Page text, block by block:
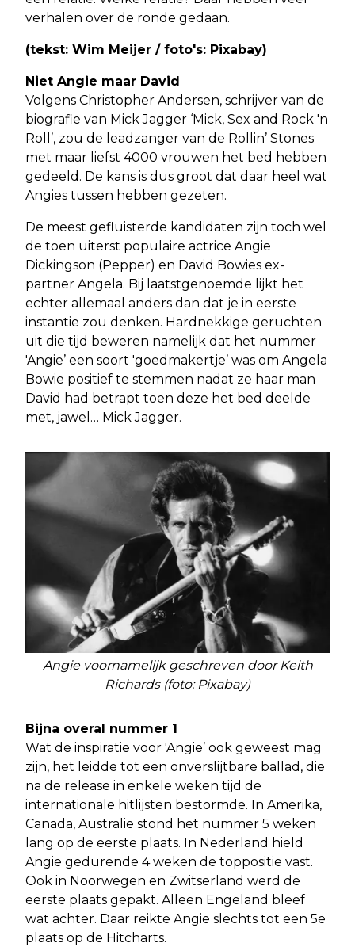
verhalen over de ronde gedaan.
(tekst: Wim Meijer / foto's: Pixabay)
Niet Angie maar David
Volgens Christopher Andersen, schrijver van de
biografie van Mick Jagger ‘Mick, Sex and Rock 'n
Roll’, zou de leadzanger van de Rollin’ Stones
met maar liefst 4000 vrouwen het bed hebben
gedeeld. De kans is dus groot dat daar heel wat
Angies tussen hebben gezeten.
De meest gefluisterde kandidaten zijn toch wel
de toen uiterst populaire actrice Angie
Dickingson (Pepper) en David Bowies ex-
partner Angela. Bij laatstgenoemde lijkt het
echter allemaal anders dan dat je in eerste
instantie zou denken. Hardnekkige geruchten
uit die tijd beweren namelijk dat het nummer
'Angie’ een soort 'goedmakertje’ was om Angela
Bowie positief te stemmen nadat ze haar man
David had betrapt toen deze het bed deelde
met, jawel… Mick Jagger.
Angie voornamelijk geschreven door Keith
Richards (foto: Pixabay)
Bijna overal nummer 1
Wat de inspiratie voor 'Angie’ ook geweest mag
zijn, het leidde tot een onverslijtbare ballad, die
na de release in enkele weken tijd de
internationale hitlijsten bestormde. In Amerika,
Canada, Australië stond het nummer 5 weken
lang op de eerste plaats. In Nederland hield
Angie gedurende 4 weken de toppositie vast.
Ook in Noorwegen en Zwitserland werd de
eerste plaats gepakt. Alleen Engeland bleef
wat achter. Daar reikte Angie slechts tot een 5e
plaats op de Hitcharts.